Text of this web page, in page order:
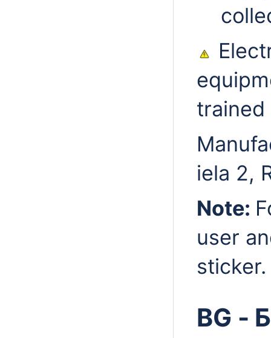
trained
iela 2,
Note:
user
sticker.
BG -